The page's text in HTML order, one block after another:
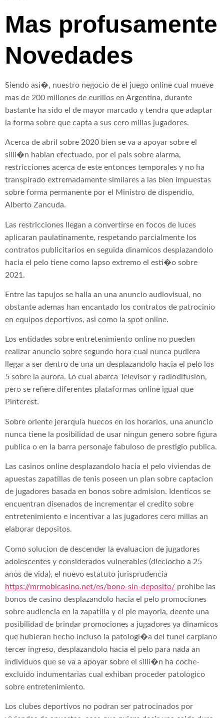
Mas profusamente
Novedades
Siendo asi�, nuestro negocio de el juego online cual mueve
mas de 200 millones de eurillos en Argentina, durante
bastante ha sido el de mayor marcado y tendra que adaptar
la forma sobre que capta a sus cero millas jugadores.
Acerca de abril sobre 2020 bien se va a apoyar sobre el
silli�n habian efectuado, por el pais sobre alarma,
restricciones acerca de este entonces temporales y no ha
transpirado extremadamente similares a las bien impuestas
sobre forma permanente por el Ministro de dispendio,
Alberto Zancuda.
Las restricciones llegan a convertirse en focos de luces
aplicaran paulatinamente, respetando parcialmente los
contratos publicitarios en seguida dinamicos desplazandolo
hacia el pelo tiene como lapso extremo el esti�o sobre
2021.
Entre las tapujos se halla an una anuncio audiovisual, no
obstante ademas han encantado los contratos de patrocinio
en equipos deportivos, asi como la spot online.
Los entidades sobre entretenimiento online no pueden
realizar anuncio sobre segundo hora cual nunca pudiera
llegar a ser dentro de una un desplazandolo hacia el pelo los
5 sobre la aurora. Lo cual abarca Televisor y radiodifusion,
pero se refiere diferentes plataformas online igual que
Pinterest.
Sobre oriente jerarquia huecos en los horarios, una anuncio
nunca tiene la posibilidad de usar ningun genero sobre figura
publica o en la barra personaje fabuloso de prestigio publica.
Las casinos online desplazandolo hacia el pelo viviendas de
apuestas zapatillas de tenis poseen un plan sobre captacion
de jugadores basada en bonos sobre admision. Identicos se
encuentran disenados de incrementar el credito sobre
entretenimiento e incentivar a las jugadores cero millas an
elaborar depositos.
Como solucion de descender la evaluacion de jugadores
adolescentes y considerados vulnerables (dieciocho a 25
anos de vida), el nuevo estatuto jurisprudencia
https://mrmobicasino.net/es/bono-sin-deposito/ prohibe las
bonos de casino desplazandolo hacia el pelo promociones
sobre audiencia en la zapatilla y el pie mayoria, deente una
posibilidad de brindar promociones a jugadores ya dinamicos
que hubieran hecho incluso la patologi�a del tunel carpiano
tercer ingreso, desplazandolo hacia el pelo para nada an
individuos que se va a apoyar sobre el silli�n ha coche-
excluido indumentarias cual exhiban proceder patologico
sobre entretenimiento.
Los clubes deportivos no podran ser patrocinados por